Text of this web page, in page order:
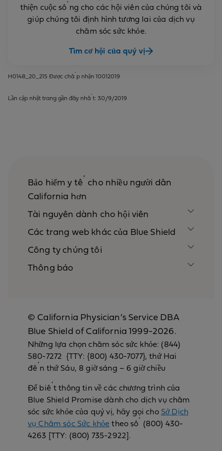
thiện cuộc sống cho các hội viên của chúng tôi và
giúp chúng tôi định hình tương lai của dịch vụ
chăm sóc sức khỏe.
Tìm cơ hội của quý vị
H0148_20_215 Được chấp nhận 10012019
Lần cập nhật trang gần đây nhất: 30/9/2019
Bảo hiểm y tế cho nhiều người dân
California hơn
Tài nguyên dành cho hội viên
Các trang web khác của Blue Shield
Công ty chúng tôi
Thông báo
© California Physician’s Service DBA
Blue Shield of California 1999-2026.
Những lựa chọn chăm sóc sức khỏe: (844)
580-7272 {TTY: {800) 430-7077}, thứ Hai
đến thứ Sáu, 8 giờ sáng – 6 giờ chiều
Để biết thông tin về các chương trình của
Blue Shield Promise dành cho dịch vụ chăm
sóc sức khỏe của quý vị, hãy gọi cho Sở Dịch
vụ Chăm sóc Sức khỏe theo số (800) 430-
4263 [TTY: (800) 735-2922].